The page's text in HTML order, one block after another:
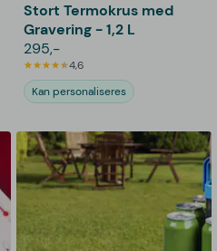
Stort Termokrus med
Gravering - 1,2 L
295,-
4,6
Kan personaliseres